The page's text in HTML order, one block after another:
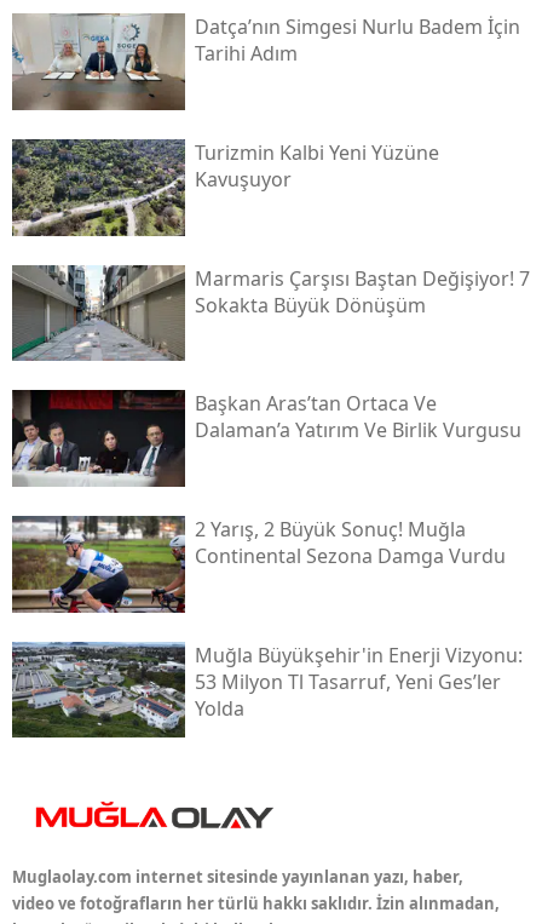
Datça’nın Simgesi Nurlu Badem İçin
Tarihi Adım
Turizmin Kalbi Yeni Yüzüne
Kavuşuyor
Marmaris Çarşısı Baştan Değişiyor! 7
Sokakta Büyük Dönüşüm
Başkan Aras’tan Ortaca Ve
Dalaman’a Yatırım Ve Birlik Vurgusu
2 Yarış, 2 Büyük Sonuç! Muğla
Continental Sezona Damga Vurdu
Muğla Büyükşehir'in Enerji Vizyonu:
53 Milyon Tl Tasarruf, Yeni Ges’ler
Yolda
Muglaolay.com internet sitesinde yayınlanan yazı, haber,
video ve fotoğrafların her türlü hakkı saklıdır. İzin alınmadan,